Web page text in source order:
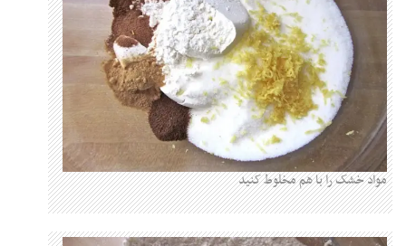
مواد خشک را با هم مخلوط کنید